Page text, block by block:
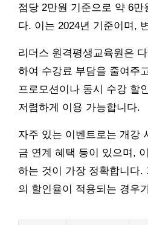
점당 2만원 기준으로 약 6만
다. 이는 2024년 기준이며,
리더스 원격평생교육원은
하여 수강료 부담을 줄여주
프로모션이나 동시 수강 할
저렴하게 이용 가능합니다.
자주 있는 이벤트로는 개강
금 연계 혜택 등이 있으며,
하는 것이 가장 정확합니다.
의 할인율이 적용되는 경우